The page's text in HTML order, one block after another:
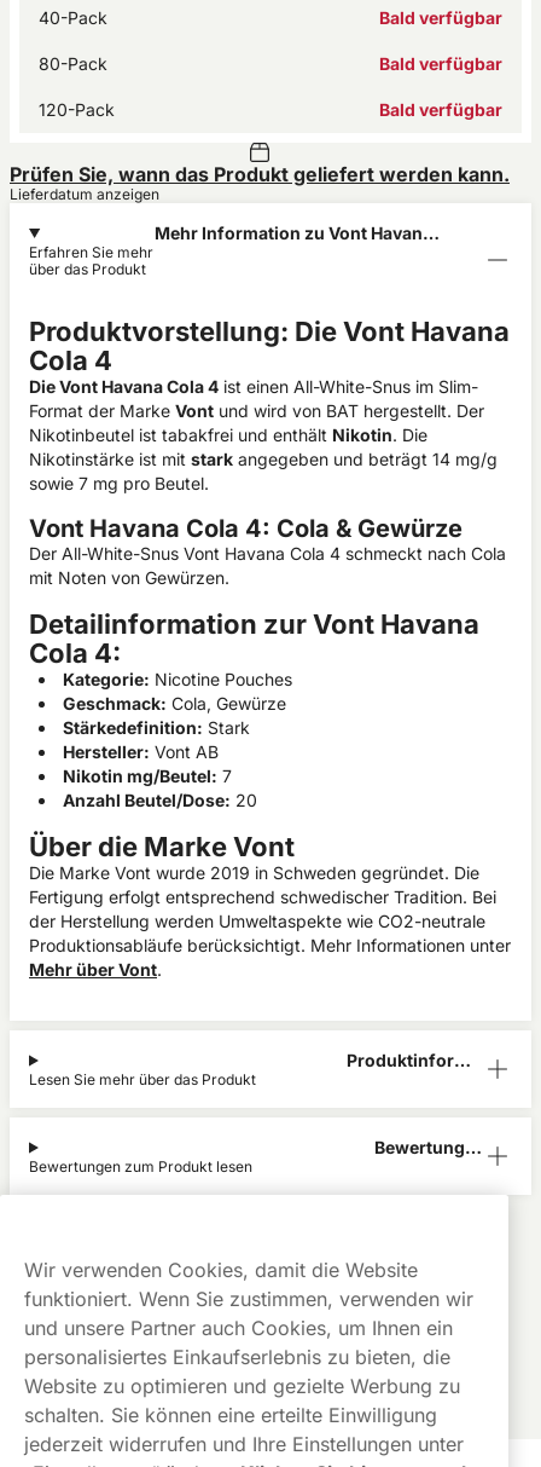
40-Pack Bald verfügbar
80-Pack Bald verfügbar
120-Pack Bald verfügbar
Prüfen Sie, wann das Produkt geliefert werden kann.
Lieferdatum anzeigen
Mehr Information zu Vont Havana
Erfahren Sie mehr
über das Produkt
Produktvorstellung: Die Vont Havana
Cola 4
Die Vont Havana Cola 4 ist einen All-White-Snus im Slim-
Format der Marke Vont und wird von BAT hergestellt. Der
Nikotinbeutel ist tabakfrei und enthält Nikotin. Die
Nikotinstärke ist mit stark angegeben und beträgt 14 mg/g
sowie 7 mg pro Beutel.
Vont Havana Cola 4: Cola & Gewürze
Der All-White-Snus Vont Havana Cola 4 schmeckt nach Cola
mit Noten von Gewürzen.
Detailinformation zur Vont Havana
Cola 4:
Kategorie: Nicotine Pouches
Geschmack: Cola, Gewürze
Stärkedefinition: Stark
Hersteller: Vont AB
Nikotin mg/Beutel: 7
Anzahl Beutel/Dose: 20
Über die Marke Vont
Die Marke Vont wurde 2019 in Schweden gegründet. Die
Fertigung erfolgt entsprechend schwedischer Tradition. Bei
der Herstellung werden Umweltaspekte wie CO2-neutrale
Produktionsabläufe berücksichtigt. Mehr Informationen unter
Mehr über Vont.
Produktinform
Lesen Sie mehr über das Produkt
Bewertunge
Bewertungen zum Produkt lesen
Rechnung
Gratis
Versand
Dieses Produkt ist nicht risikofrei und enthält Nikotin, eine
süchtig machende Substanz.
Wir verwenden Cookies, damit die Website
funktioniert. Wenn Sie zustimmen, verwenden wir
und unsere Partner auch Cookies, um Ihnen ein
personalisiertes Einkaufserlebnis zu bieten, die
Website zu optimieren und gezielte Werbung zu
schalten. Sie können eine erteilte Einwilligung
jederzeit widerrufen und Ihre Einstellungen unter